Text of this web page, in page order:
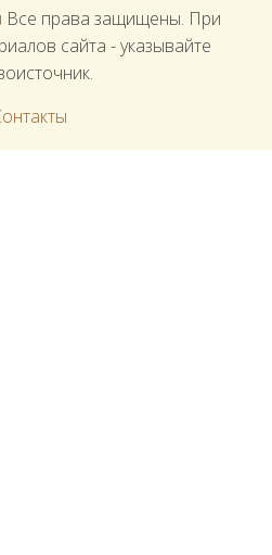
Все права защищены. При
сайта - указывайте